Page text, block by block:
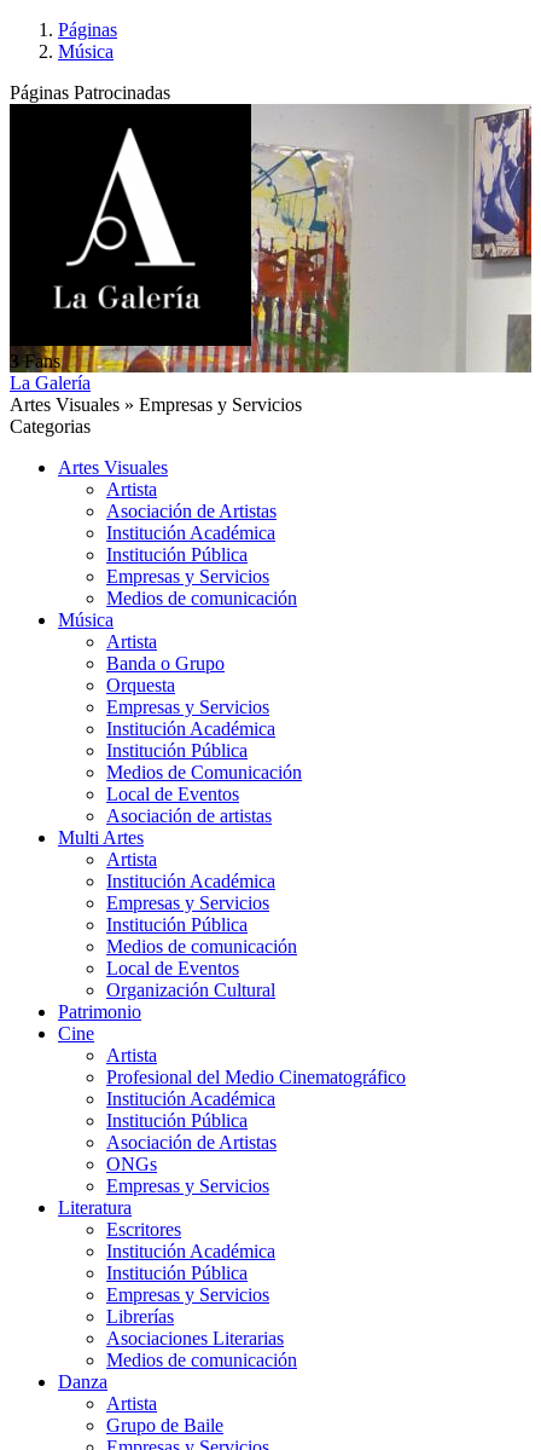
Páginas
Música
Páginas Patrocinadas
3 Fans
La Galería
Artes Visuales » Empresas y Servicios
Categorias
Artes Visuales
Artista
Asociación de Artistas
Institución Académica
Institución Pública
Empresas y Servicios
Medios de comunicación
Música
Artista
Banda o Grupo
Orquesta
Empresas y Servicios
Institución Académica
Institución Pública
Medios de Comunicación
Local de Eventos
Asociación de artistas
Multi Artes
Artista
Institución Académica
Empresas y Servicios
Institución Pública
Medios de comunicación
Local de Eventos
Organización Cultural
Patrimonio
Cine
Artista
Profesional del Medio Cinematográfico
Institución Académica
Institución Pública
Asociación de Artistas
ONGs
Empresas y Servicios
Literatura
Escritores
Institución Académica
Institución Pública
Empresas y Servicios
Librerías
Asociaciones Literarias
Medios de comunicación
Danza
Artista
Grupo de Baile